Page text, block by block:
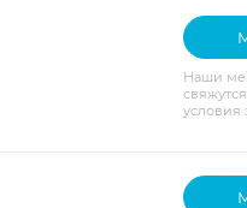
Наши
условия